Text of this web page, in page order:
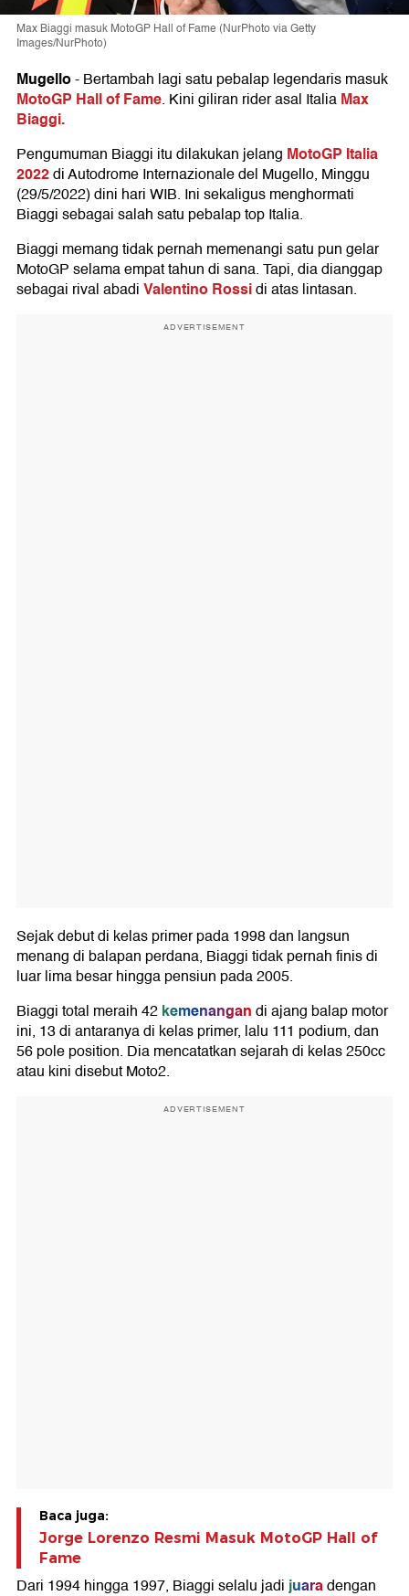
Max Biaggi masuk MotoGP Hall of Fame (NurPhoto via Getty
Images/NurPhoto)
Mugello-Bertambah lagi satu pebalap legendaris masuk
MotoGP Hall of Fame. Kini giliran rider asal ItaliaMax
Biaggi.
Pengumuman Biaggi itu dilakukan jelang MotoGP Italia
2022di Autodrome Internazionale del Mugello, Minggu
(29/5/2022) dini hari WIB. Ini sekaligus menghormati
Biaggi sebagai salah satu pebalap top Italia.
Biaggi memang tidak pernah memenangi satu pun gelar
MotoGP selama empat tahun di sana. Tapi, dia dianggap
sebagai rival abadiValentino Rossidi atas lintasan.
ADVERTISEMENT
Sejak debut di kelas primer pada 1998 dan langsun
menang di balapan perdana, Biaggi tidak pernah finis di
luar lima besar hingga pensiun pada 2005.
Biaggi total meraih 42kemenangandi ajang balap motor
ini, 13 di antaranya di kelas primer, lalu 111 podium, dan
56 pole position. Dia mencatatkan sejarah di kelas 250cc
atau kini disebut Moto2.
ADVERTISEMENT
Baca juga:
Jorge Lorenzo Resmi Masuk MotoGP Hall of
Fame
Dari 1994 hingga 1997, Biaggi selalu jadijuaradengan